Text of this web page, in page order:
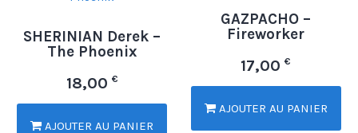
SHERINIAN Derek –
The Phoenix
18,00 €
AJOUTER AU PANIER
GAZPACHO –
Fireworker
17,00€
AJOUTER AU PANIER